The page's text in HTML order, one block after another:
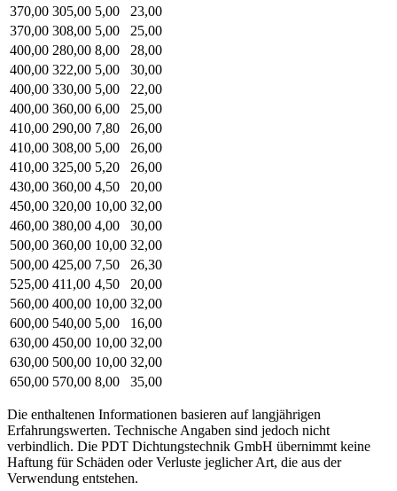
370,00 305,00 5,00
23,00
370,00 308,00 5,00
25,00
400,00 280,00 8,00
28,00
400,00 322,00 5,00
30,00
400,00 330,00 5,00
22,00
400,00 360,00 6,00
25,00
410,00 290,00 7,80
26,00
410,00 308,00 5,00
26,00
410,00 325,00 5,20
26,00
430,00 360,00 4,50
20,00
450,00 320,00 10,00 32,00
460,00 380,00 4,00
30,00
500,00 360,00 10,00 32,00
500,00 425,00 7,50
26,30
525,00 411,00 4,50
20,00
560,00 400,00 10,00 32,00
600,00 540,00 5,00
16,00
630,00 450,00 10,00 32,00
630,00 500,00 10,00 32,00
650,00 570,00 8,00 35,00
Die enthaltenen Informationen basieren auf langjährigen
Erfahrungswerten. Technische Angaben sind jedoch nicht
verbindlich. Die PDT Dichtungstechnik GmbH übernimmt keine
Haftung für Schäden oder Verluste jeglicher Art, die aus der
Verwendung entstehen.